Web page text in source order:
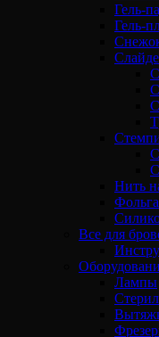
Гель-
Гель-
Нить
Все для
Лампы